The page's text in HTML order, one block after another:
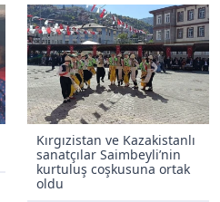
Kırgızistan ve Kazakistanlı
sanatçılar Saimbeyli’nin
kurtuluş coşkusuna ortak
oldu